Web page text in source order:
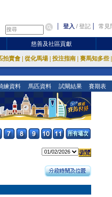
登入 /登記 常見
慈善及社區貢獻
拍賣會 從化馬場 投注指南 賽馬知多些
練資料 馬匹資料 試閘結果 賽期表